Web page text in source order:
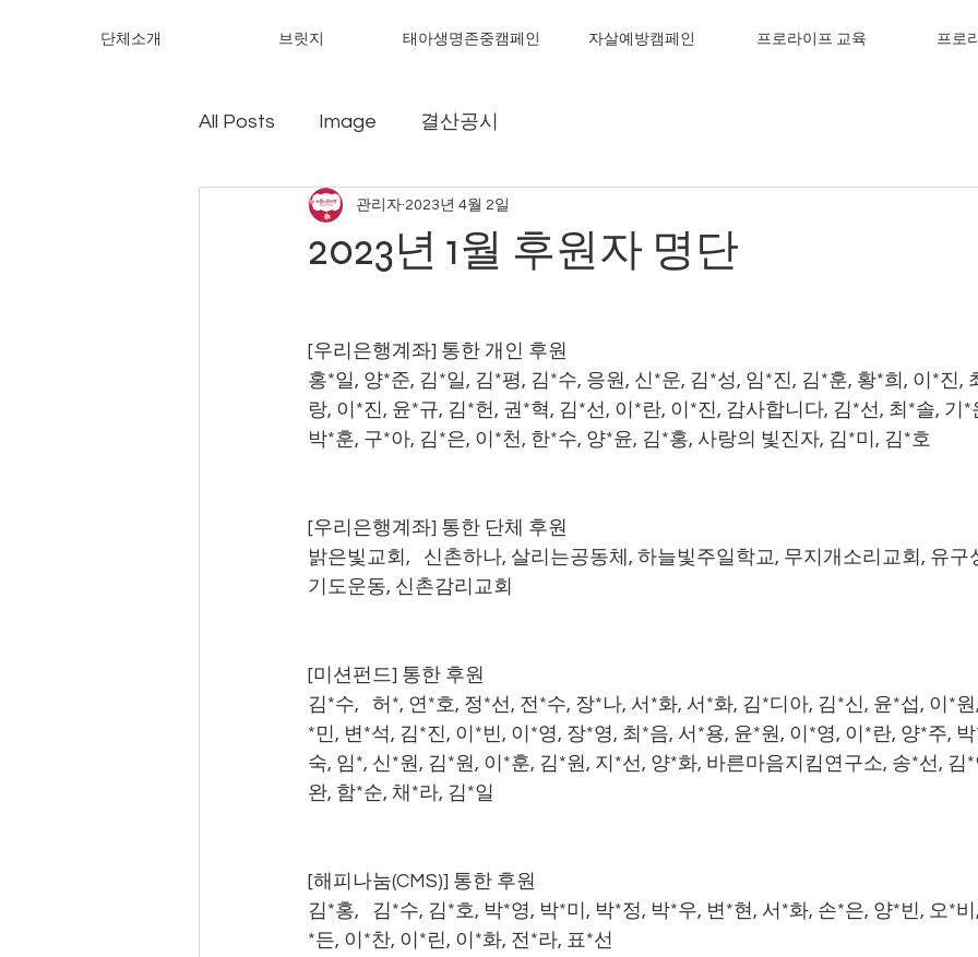
단체소개 브릿지 태아생명존중캠페인 자살예방캠페인 프로라이프 교육 프로
All Posts Image 결산공시
2023년 1월 후원자 명단
관리자 2023년 4월 2일
[우리은행계좌] 통한 개인 후원
홍*일, 양*준, 김*일, 김*평, 김*수, 응원, 신*운, 김*성, 임*진, 김*훈, 황*희, 이*진,
랑, 이*진, 윤*규, 김*헌, 권*혁, 김*선, 이*란, 이*진, 감사합니다, 김*선, 최*솔, 기
박*훈, 구*아, 김*은, 이*천, 한*수, 양*윤, 김*홍, 사랑의 빛진자, 김*미, 김*호
[우리은행계좌] 통한 단체 후원
밝은빛교회,   신촌하나, 살리는공동체, 하늘빛주일학교, 무지개소리교회, 유구
기도운동, 신촌감리교회
[미션펀드] 통한 후원
김*수,   허*, 연*호, 정*선, 전*수, 장*나, 서*화, 서*화, 김*디아, 김*신, 윤*섭, 이*
*민, 변*석, 김*진, 이*빈, 이*영, 장*영, 최*음, 서*용, 윤*원, 이*영, 이*란, 양*주,
숙, 임*, 신*원, 김*원, 이*훈, 김*원, 지*선, 양*화, 바른마음지킴연구소, 송*선, 김
완, 함*순, 채*라, 김*일
[해피나눔(CMS)] 통한 후원
김*홍,   김*수, 김*호, 박*영, 박*미, 박*정, 박*우, 변*현, 서*화, 손*은, 양*빈, 오*
*든, 이*찬, 이*린, 이*화, 전*라, 표*선